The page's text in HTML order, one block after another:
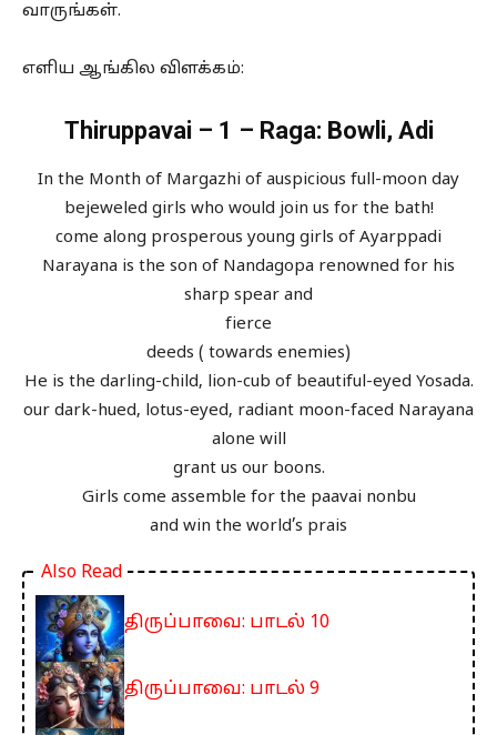
வாருங்கள்.
எளிய ஆங்கில விளக்கம்:
Thiruppavai – 1 – Raga: Bowli, Adi
In the Month of Margazhi of auspicious full-moon day
bejeweled girls who would join us for the bath!
come along prosperous young girls of Ayarppadi
Narayana is the son of Nandagopa renowned for his
sharp spear and
fierce
deeds ( towards enemies)
He is the darling-child, lion-cub of beautiful-eyed Yosada.
our dark-hued, lotus-eyed, radiant moon-faced Narayana
alone will
grant us our boons.
Girls come assemble for the paavai nonbu
and win the world’s prais
Also Read
திருப்பாவை: பாடல் 10
திருப்பாவை: பாடல் 9